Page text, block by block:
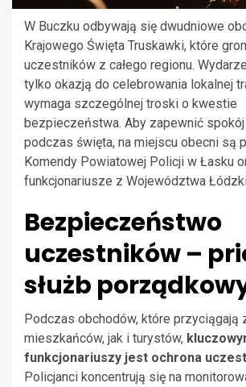
W Buczku odbywają się dwudniowe
Krajowego Święta Truskawki, które
uczestników z całego regionu.
tylko okazją do celebrowania lokalnej
wymaga szczególnej troski o kwestie
bezpieczeństwa. Aby zapewnić
podczas święta, na miejscu obecni są
Komendy Powiatowej Policji w Łasku
funkcjonariusze z Województwa
Bezpieczeństwo
uczestników –
służb
Podczas obchodów, które przyciągają
mieszkańców, jak i turystów,
funkcjonariuszy jest ochrona
Policjanci koncentrują się na